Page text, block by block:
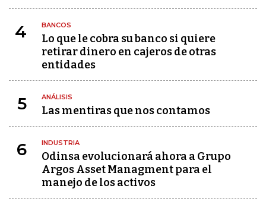
4 BANCOS
Lo que le cobra su banco si quiere
retirar dinero en cajeros de otras
entidades
5 ANÁLISIS
Las mentiras que nos contamos
6 INDUSTRIA
Odinsa evolucionará ahora a Grupo
Argos Asset Managment para el
manejo de los activos